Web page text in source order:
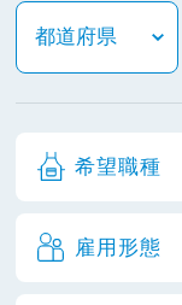
希望職種
雇用形態